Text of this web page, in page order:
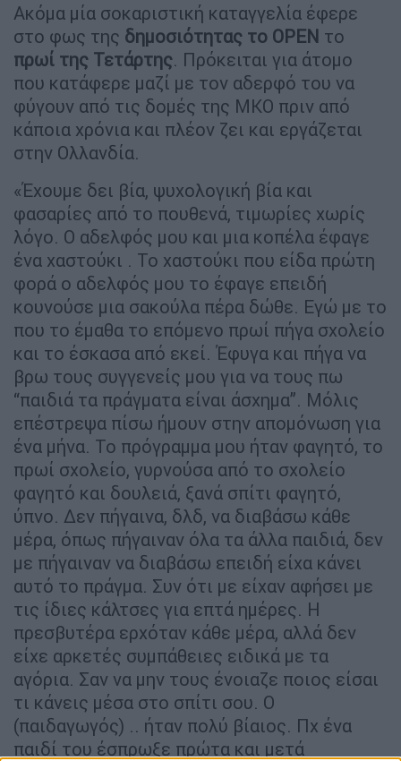
Ακόμα μία σοκαριστική καταγγελία έφερε
στο φως της δημοσιότητας το OPEN το
πρωί της Τετάρτης. Πρόκειται για άτομο
που κατάφερε μαζί με τον αδερφό του να
φύγουν από τις δομές της ΜΚΟ πριν από
κάποια χρόνια και πλέον ζει και εργάζεται
στην Ολλανδία.
«Έχουμε δει βία, ψυχολογική βία και
φασαρίες από το πουθενά, τιμωρίες χωρίς
λόγο. Ο αδελφός μου και μια κοπέλα έφαγε
ένα χαστούκι . Το χαστούκι που είδα πρώτη
φορά ο αδελφός μου το έφαγε επειδή
κουνούσε μια σακούλα πέρα δώθε. Εγώ με το
που το έμαθα το επόμενο πρωί πήγα σχολείο
και το έσκασα από εκεί. Έφυγα και πήγα να
βρω τους συγγενείς μου για να τους πω
“παιδιά τα πράγματα είναι άσχημα”. Μόλις
επέστρεψα πίσω ήμουν στην απομόνωση για
ένα μήνα. Το πρόγραμμα μου ήταν φαγητό, το
πρωί σχολείο, γυρνούσα από το σχολείο
φαγητό και δουλειά, ξανά σπίτι φαγητό,
ύπνο. Δεν πήγαινα, δλδ, να διαβάσω κάθε
μέρα, όπως πήγαιναν όλα τα άλλα παιδιά, δεν
με πήγαιναν να διαβάσω επειδή είχα κάνει
αυτό το πράγμα. Συν ότι με είχαν αφήσει με
τις ίδιες κάλτσες για επτά ημέρες. Η
πρεσβυτέρα ερχόταν κάθε μέρα, αλλά δεν
είχε αρκετές συμπάθειες ειδικά με τα
αγόρια. Σαν να μην τους ένοιαζε ποιος είσαι
τι κάνεις μέσα στο σπίτι σου. Ο
(παιδαγωγός) .. ήταν πολύ βίαιος. Πχ ένα
παιδί του έσπρωξε πρώτα και μετά